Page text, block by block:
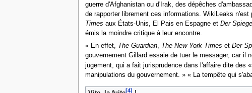
guerre d'Afghanistan ou d'Irak, des dépêches
de rapporter librement ces informations. WikiLeaks
Times aux États-Unis, El Pais en Espagne et Der
émis la moindre critique à leur encontre.
« En effet, The Guardian, The New York Times et Der
gouvernement Gillard essaie de tuer le messager, car
jugement, qui a fait jurisprudence dans l'affaire dite des
manipulations du gouvernement. » « La tempête qui
[4]